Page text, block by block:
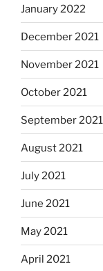
January 2022
December 2021
November 2021
October 2021
September 2021
August 2021
July 2021
June 2021
May 2021
April 2021